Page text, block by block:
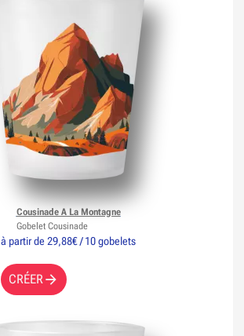
à partir de 29,88€ / 10 gobelets
CRÉER
Cousinade A La Montagne
Gobelet Cousinade